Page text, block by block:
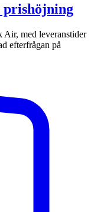
med leveranstider
efterfrågan på